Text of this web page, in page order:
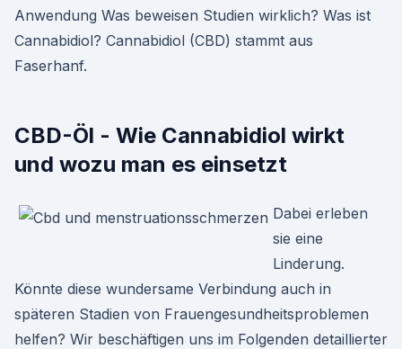
Anwendung Was beweisen Studien wirklich? Was ist
Cannabidiol? Cannabidiol (CBD) stammt aus
Faserhanf.
CBD-Öl - Wie Cannabidiol wirkt
und wozu man es einsetzt
Dabei erleben
sie eine
Linderung.
Könnte diese wundersame Verbindung auch in
späteren Stadien von Frauengesundheitsproblemen
helfen? Wir beschäftigen uns im Folgenden detaillierter